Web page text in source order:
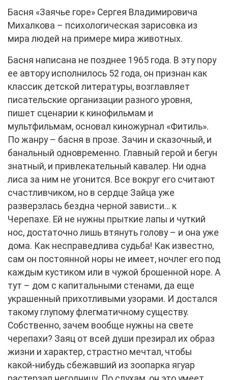
Басня «Заячье горе» Сергея Владимировича
Михалкова – психологическая зарисовка из
мира людей на примере мира животных.
Басня написана не позднее 1965 года. В эту пору
ее автору исполнилось 52 года, он признан как
классик детской литературы, возглавляет
писательские организации разного уровня,
пишет сценарии к кинофильмам и
мультфильмам, основал киножурнал «Фитиль».
По жанру – басня в прозе. Зачин и сказочный, и
банальный одновременно. Главный герой и бегун
знатный, и привлекательный кавалер. Ни одна
лиса за ним не угонится. Все вокруг его считают
счастливчиком, но в сердце Зайца уже
разверзлась бездна черной зависти… к
Черепахе. Ей не нужны прыткие лапы и чуткий
нос, достаточно лишь втянуть голову – и она уже
дома. Как несправедлива судьба! Как известно,
сам он постоянной норы не имеет, ночлег его под
каждым кустиком или в чужой брошенной норе. А
тут – дом с капитальными стенами, да еще
украшенный прихотливыми узорами. И достался
такому глупому флегматичному существу.
Собственно, зачем вообще нужны на свете
черепахи? Заяц от всей души презирал их образ
жизни и характер, страстно мечтал, чтобы
какой-нибудь сбежавший из зоопарка ягуар